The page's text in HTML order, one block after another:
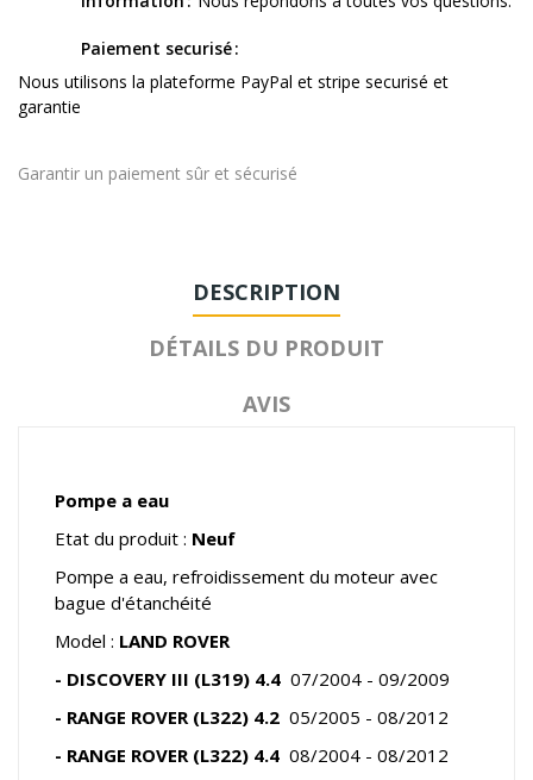
Paiement securisé
Nous utilisons la plateforme PayPal et stripe securisé et
garantie
Garantir un paiement sûr et sécurisé
DESCRIPTION
DÉTAILS DU PRODUIT
AVIS
Pompe a eau
Etat du produit : Neuf
Pompe a eau, refroidissement du moteur avec
bague d'étanchéité
Model : LAND ROVER
- DISCOVERY III (L319) 4.4 07/2004 - 09/2009
- RANGE ROVER (L322) 4.2 05/2005 - 08/2012
- RANGE ROVER (L322) 4.4 08/2004 - 08/2012